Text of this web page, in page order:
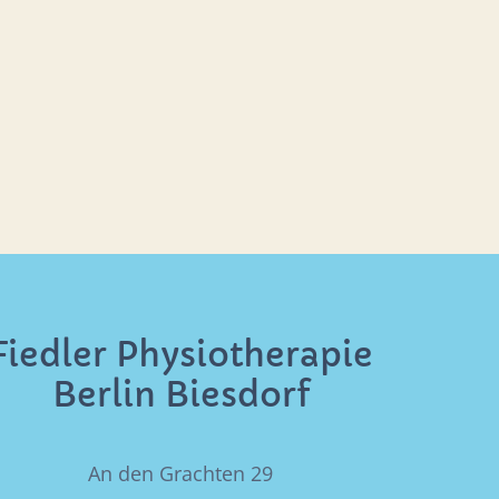
Physiotherapie
Berlin Biesdorf
An den Grachten 29